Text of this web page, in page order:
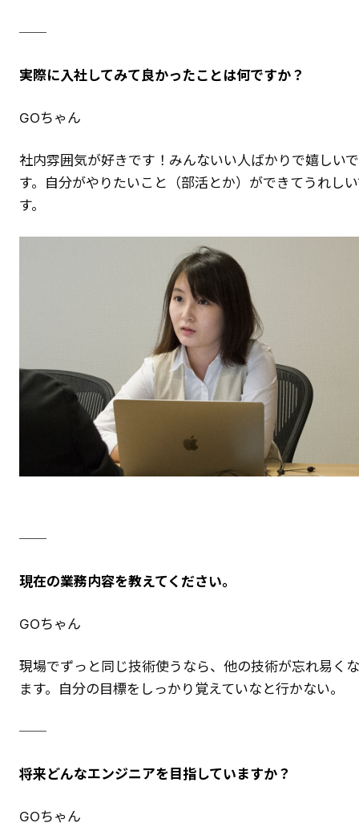
──
実際に入社してみて良かったことは何ですか？
GOちゃん
社内雰囲気が好きです！みんないい人ばかりで嬉しいで
す。自分がやりたいこと（部活とか）ができてうれし
す。
──
現在の業務内容を教えてください。
GOちゃん
現場でずっと同じ技術使うなら、他の技術が忘れ易く
ます。自分の目標をしっかり覚えていなと行かない。
──
将来どんなエンジニアを目指していますか？
GOちゃん